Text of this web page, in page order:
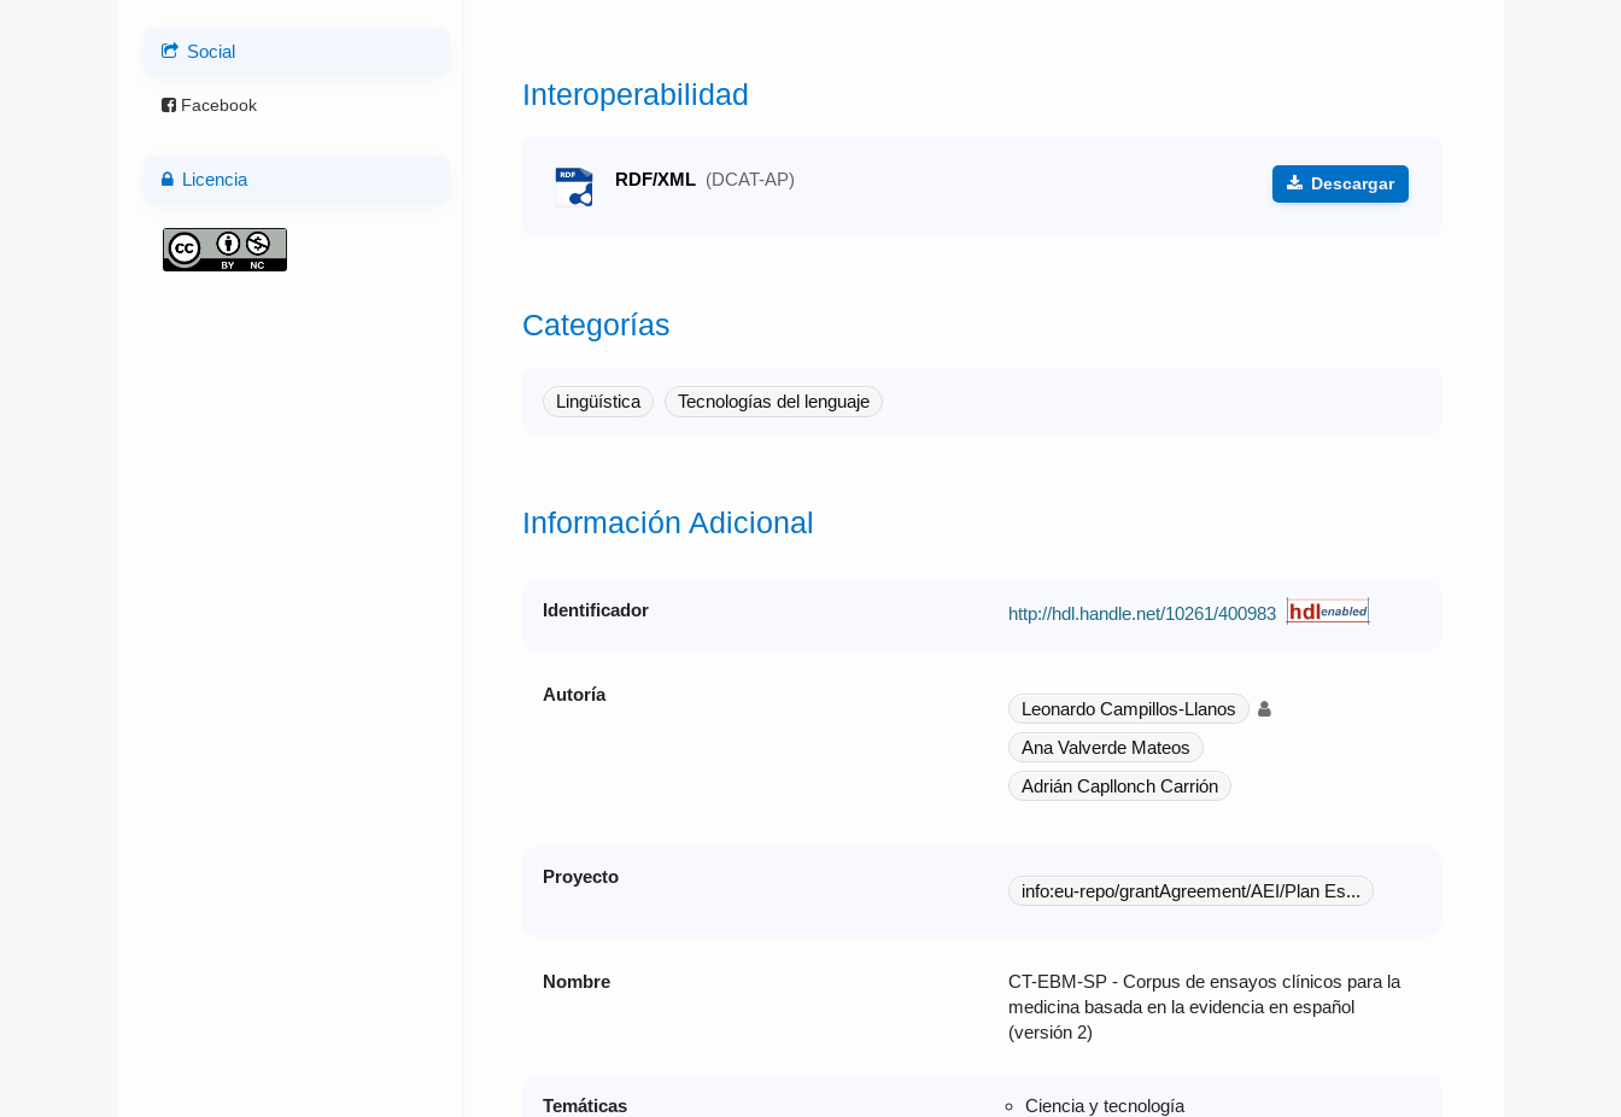
Social
Facebook
Licencia
Interoperabilidad
RDF/XML (DCAT-AP) Descargar
Categorías
Lingüística Tecnologías del lenguaje
Información Adicional
Identificador http://hdl.handle.net/10261/400983
Autoría
Leonardo Campillos-Llanos
Ana Valverde Mateos
Adrián Capllonch Carrión
Proyecto
info:eu-repo/grantAgreement/AEI/Plan Es...
Nombre
CT-EBM-SP - Corpus de ensayos clínicos para la
medicina basada en la evidencia en español
(versión 2)
Temáticas
Ciencia y tecnología